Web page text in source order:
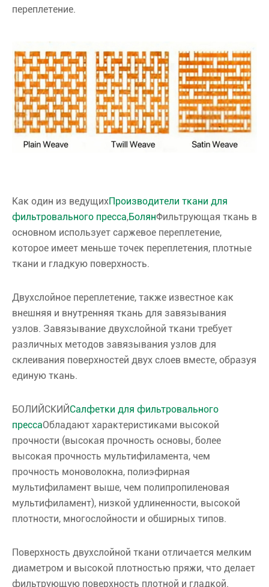
переплетение.
Как один из ведущихПроизводители ткани для
фильтровального пресса,БолянФильтрующая ткань в
основном использует саржевое переплетение,
которое имеет меньше точек переплетения, плотные
ткани и гладкую поверхность.
Двухслойное переплетение, также известное как
внешняя и внутренняя ткань для завязывания
узлов. Завязывание двухслойной ткани требует
различных методов завязывания узлов для
склеивания поверхностей двух слоев вместе, образуя
единую ткань.
БОЛИЙСКИЙСалфетки для фильтровального
прессаОбладают характеристиками высокой
прочности (высокая прочность основы, более
высокая прочность мультифиламента, чем
прочность моноволокна, полиэфирная
мультифиламент выше, чем полипропиленовая
мультифиламент), низкой удлиненности, высокой
плотности, многослойности и обширных типов.
Поверхность двухслойной ткани отличается мелким
диаметром и высокой плотностью пряжи, что делает
фильтрующую поверхность плотной и гладкой.